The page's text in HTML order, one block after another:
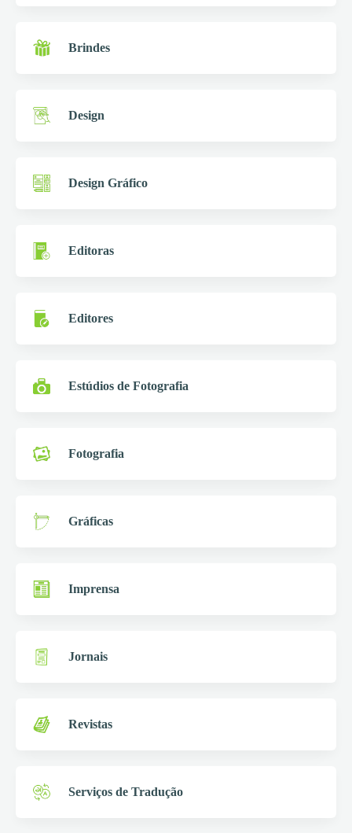
Brindes
Design
Design Gráfico
Editoras
Editores
Estúdios de Fotografia
Fotografia
Gráficas
Imprensa
Jornais
Revistas
Serviços de Tradução